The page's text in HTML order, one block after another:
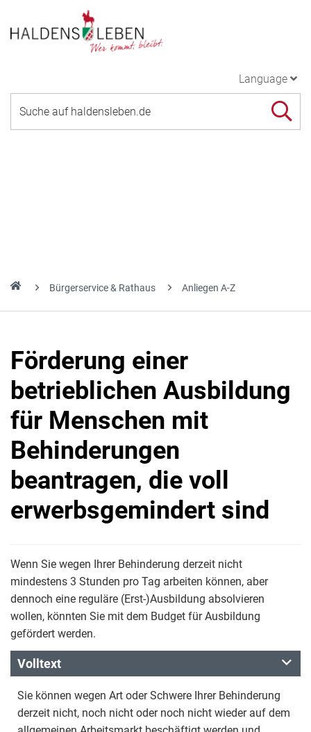
Language
Bürgerservice & Rathaus Anliegen A-Z
Förderung einer
betrieblichen Ausbildung
für Menschen mit
Behinderungen
beantragen, die voll
erwerbsgemindert sind
Wenn Sie wegen Ihrer Behinderung derzeit nicht
mindestens 3 Stunden pro Tag arbeiten können, aber
dennoch eine reguläre (Erst-)Ausbildung absolvieren
wollen, könnten Sie mit dem Budget für Ausbildung
gefördert werden.
Volltext
Sie können wegen Art oder Schwere Ihrer Behinderung
derzeit nicht, noch nicht oder noch nicht wieder auf dem